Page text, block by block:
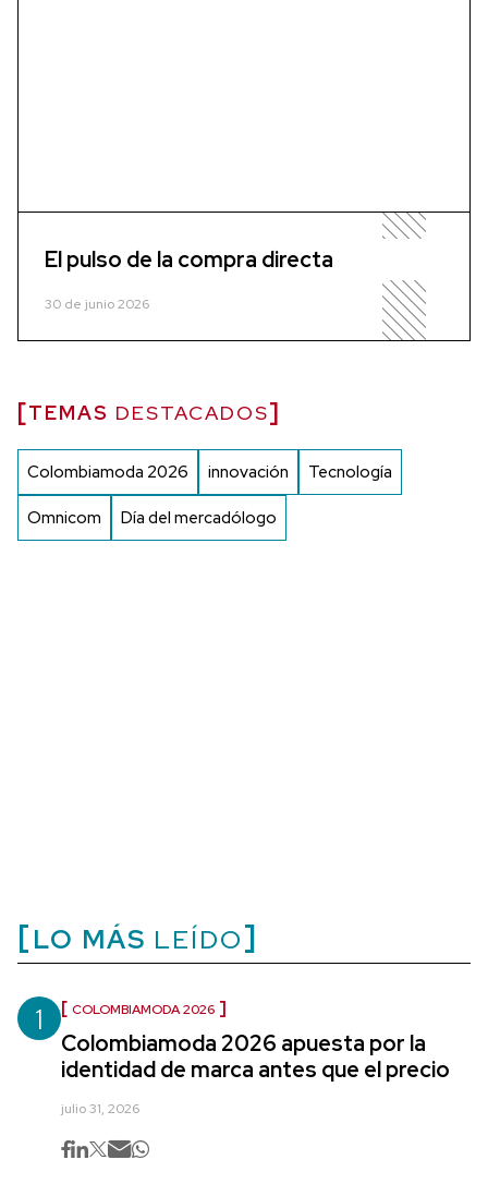
El pulso de la compra directa
30 de junio 2026
TEMAS DESTACADOS
Colombiamoda 2026 innovación Tecnología
Omnicom Día del mercadólogo
LO MÁS LEÍDO
1 COLOMBIAMODA 2026
Colombiamoda 2026 apuesta por la
identidad de marca antes que el precio
julio 31, 2026